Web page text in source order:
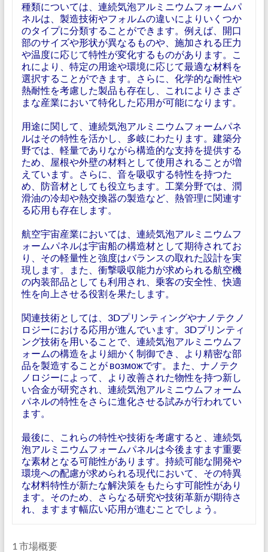
種類については、連続気泡アルミニウムフォームパ
ネルは、製造技術やフォルムの違いによりいくつか
のタイプに分類することができます。例えば、開口
部のサイズや形状が異なるものや、施加される圧力
や温度に応じて特性が変化するものがあります。こ
れにより、特定の用途や環境に応じて最適な材料を
選択することができます。さらに、化学的な耐性や
熱耐性を考慮した製品も存在し、これによりさまざ
まな産業において特化した応用が可能になります。
用途に関して、連続気泡アルミニウムフォームパネ
ルはその特性を活かし、多岐にわたります。建築分
野では、軽量でありながら構造的な支持を提供する
ため、屋根や外壁の材料として使用されることが増
えています。さらに、音を吸収する特性を持つた
め、防音材としても役立ちます。工業分野では、潤
滑油の冷却や熱交換器の製造など、熱管理に関連す
る応用も存在します。
航空宇宙産業においては、連続気泡アルミニウムフ
ォームパネルは宇宙船の構造材として期待されてお
り、その軽量性と強度はバランスの取れた設計を実
現します。また、衝撃吸収能力が求められる航空機
の内装部品としても利用され、乗客の安全性、快適
性を向上させる役割を果たします。
関連技術としては、3Dプリンティングやナノテクノ
ロジーにおける応用が進んでいます。3Dプリンティ
ング技術を用いることで、連続気泡アルミニウムフ
ォームの構造をより細かく制御でき、より精密な部
品を製造することが возможです。また、ナノテク
ノロジーによって、より改善された物性を持つ新し
い合金が研究され、連続気泡アルミニウムフォーム
パネルの特性をさらに進化させる試みが行われてい
ます。
最後に、これらの特性や技術を考慮すると、連続気
泡アルミニウムフォームパネルは今後ますます重要
な素材となる可能性があります。持続可能な開発や
環境への配慮が求められる現代において、その特異
な材料特性が新たな解決策をもたらす可能性があり
ます。そのため、さらなる研究や技術革新が期待さ
れ、ますます幅広い応用が進むことでしょう。
1 市場概要